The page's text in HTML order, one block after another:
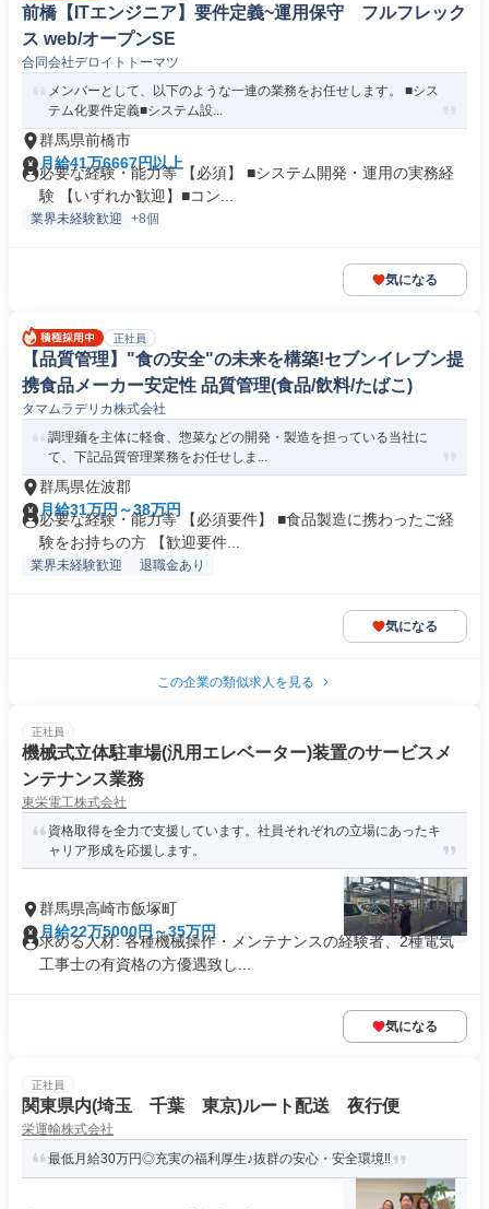
前橋【ITエンジニア】要件定義~運用保守 フルフレック
ス web/オープンSE
合同会社デロイトトーマツ
メンバーとして、以下のような一連の業務をお任せします。 ■シス
テム化要件定義■システム設...
群馬県前橋市
月給41万6667円以上
必要な経験・能力等 【必須】 ■システム開発・運用の実務経
験 【いずれか歓迎】■コン...
業界未経験歓迎 +8個
気になる
正社員
【品質管理】"食の安全"の未来を構築!セブンイレブン提
携食品メーカー安定性 品質管理(食品/飲料/たばこ)
タマムラデリカ株式会社
調理麺を主体に軽食、惣菜などの開発・製造を担っている当社に
て、下記品質管理業務をお任せしま...
群馬県佐波郡
月給31万円～38万円
必要な経験・能力等 【必須要件】 ■食品製造に携わったご経
験をお持ちの方 【歓迎要件...
業界未経験歓迎 退職金あり
気になる
この企業の類似求人を見る
正社員
機械式立体駐車場(汎用エレベーター)装置のサービスメ
ンテナンス業務
東栄電工株式会社
資格取得を全力で支援しています。社員それぞれの立場にあったキ
ャリア形成を応援します。
群馬県高崎市飯塚町
月給22万5000円～35万円
求める人材: 各種機械操作・メンテナンスの経験者、2種電気
工事士の有資格の方優遇致し...
気になる
正社員
関東県内(埼玉 千葉 東京)ルート配送 夜行便
栄運輸株式会社
最低月給30万円◎充実の福利厚生♪抜群の安心・安全環境‼